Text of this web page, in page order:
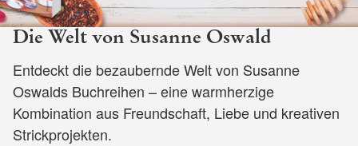
Die Welt von Susanne Oswald
Entdeckt die bezaubernde Welt von Susanne
Oswalds Buchreihen – eine warmherzige
Kombination aus Freundschaft, Liebe und kreativen
Strickprojekten.